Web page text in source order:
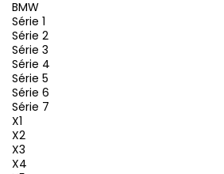
BMW
Série 1
Série 2
Série 3
Série 4
Série 5
Série 6
Série 7
X1
X2
X3
X4